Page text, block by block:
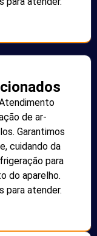
de ar-
Garantimos
cuidando da
para
do aparelho.
para atender.